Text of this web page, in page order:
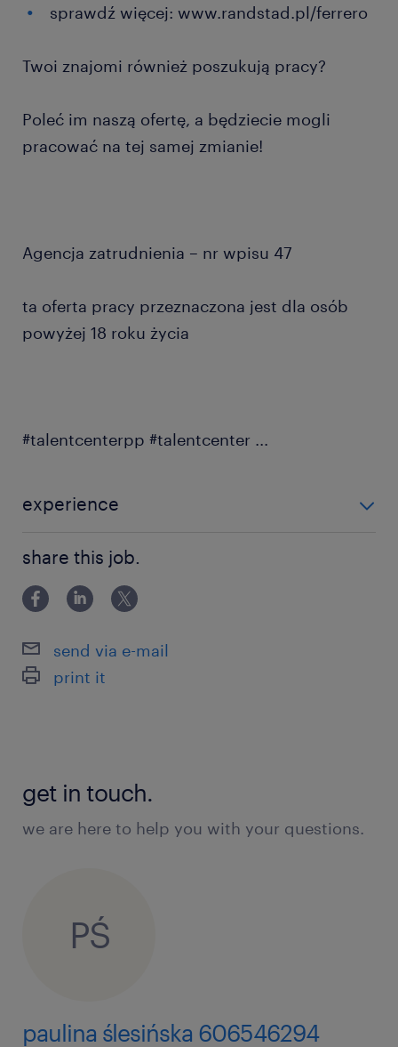
sprawdź więcej: www.randstad.pl/ferrero
Twoi znajomi również poszukują pracy?
Poleć im naszą ofertę, a będziecie mogli
pracować na tej samej zmianie!
Agencja zatrudnienia – nr wpisu 47
ta oferta pracy przeznaczona jest dla osób
powyżej 18 roku życia
#talentcenterpp #talentcenter ...
experience
share this job.
send via e-mail
print it
get in touch.
we are here to help you with your questions.
PŚ
paulina ślesińska 606546294